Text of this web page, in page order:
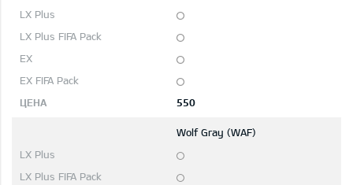
550
Wolf Gray (WAF)